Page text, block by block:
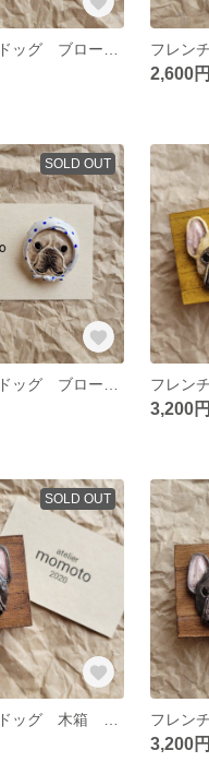
2,600円
SOLD OUT
3,200円
SOLD OUT
3,200円